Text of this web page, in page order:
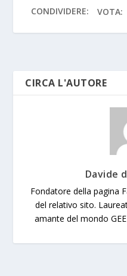
k p
CONDIVIDERE: VOTA:
CIRCA L'AUTORE
Davide
Fondatore della pagina
del relativo sito.
amante del mondo